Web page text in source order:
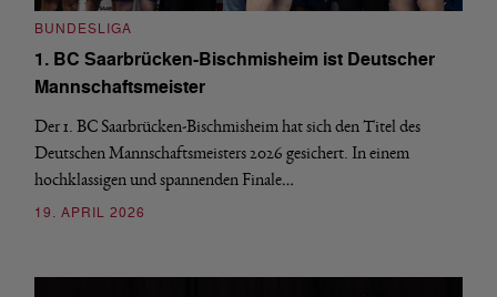
BUNDESLIGA
1. BC Saarbrücken-Bischmisheim ist Deutscher
Mannschaftsmeister
Der 1. BC Saarbrücken-Bischmisheim hat sich den Titel des
Deutschen Mannschaftsmeisters 2026 gesichert. In einem
hochklassigen und spannenden Finale…
19. APRIL 2026